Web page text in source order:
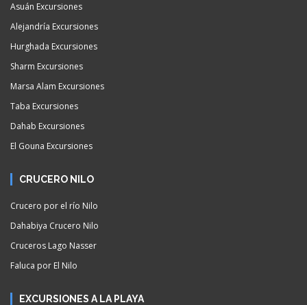
Asuán Excursiones
Alejandría Excursiones
Hurghada Excursiones
Sharm Excursiones
Marsa Alam Excursiones
Taba Excursiones
Dahab Excursiones
El Gouna Excursiones
CRUCERO NILO
Crucero por el río Nilo
Dahabiya Crucero Nilo
Cruceros Lago Nasser
Faluca por El Nilo
EXCURSIONES A LA PLAYA